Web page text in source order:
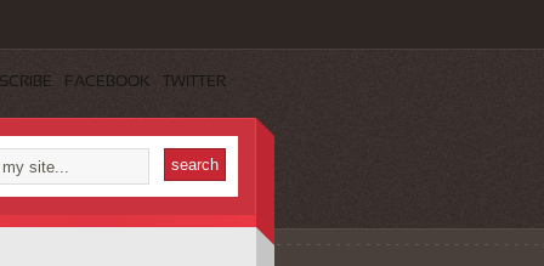
FACEBOOK TWITTER